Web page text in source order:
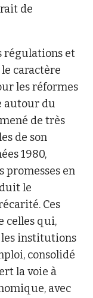
de
régulations et
caractère
les réformes
autour du
de très
de son
1980,
promesses en
le
Ces
celles qui,
les institutions
consolidé
la voie à
avec